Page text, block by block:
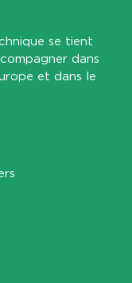
se tient
dans
et dans le